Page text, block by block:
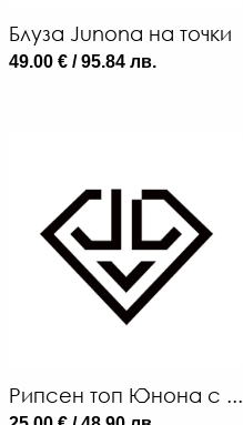
Блуза Junona на точки
49.00 € / 95.84 лв.
Рипсен топ Юнона с ...